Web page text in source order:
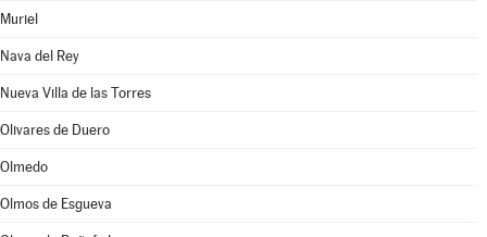
Muriel
Nava del Rey
Nueva Villa de las Torres
Olivares de Duero
Olmedo
Olmos de Esgueva